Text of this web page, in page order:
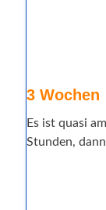
3 Wochen
Es ist quasi
Stunden,